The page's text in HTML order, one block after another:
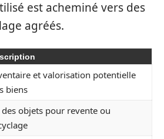
est acheminé vers des
agréés.
et valorisation potentielle
biens
des objets pour revente ou